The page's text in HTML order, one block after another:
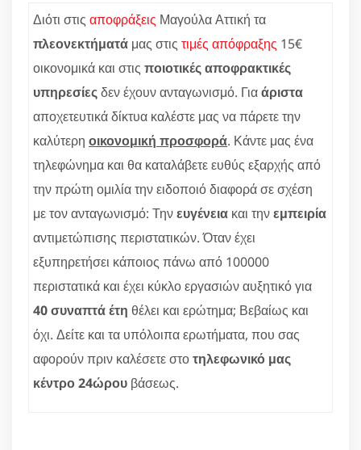
Διότι στις αποφράξεις Μαγούλα Αττική τα
πλεονεκτήματά μας στις τιμές απόφραξης 15€
οικονομικά και στις ποιοτικές αποφρακτικές
υπηρεσίεςδεν έχουν ανταγωνισμό. Γιαάριστα
αποχετευτικά δίκτυα καλέστε μας να πάρετε την
καλύτερη οικονομική προσφορά. Κάντε μας ένα
τηλεφώνημα και θα καταλάβετε ευθύς εξαρχής από
την πρώτη ομιλία την ειδοποιό διαφορά σε σχέση
με τον ανταγωνισμό: Τηνευγένεια και τηνεμπειρία
αντιμετώπισης περιστατικών. Όταν έχει
εξυπηρετήσει κάποιος πάνω από 100000
περιστατικά και έχει κύκλο εργασιών αυξητικό για
40 συναπτά έτη θέλει και ερώτημα; Βεβαίως και
όχι. Δείτε και τα υπόλοιπα ερωτήματα, που σας
αφορούν πριν καλέσετε στοτηλεφωνικό μας
κέντρο 24ώρου βάσεως.